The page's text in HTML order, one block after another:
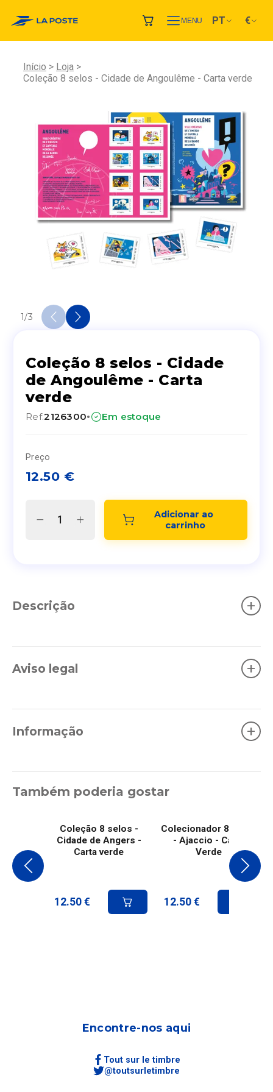
MENU PT €
Início
Loja
Coleção 8 selos - Cidade de Angoulême - Carta verde
1/3
Coleção 8 selos - Cidade
de Angoulême - Carta
verde
Ref.2126300· Em estoque
Preço
12.50 €
Adicionar ao
carrinho
Descrição +
Aviso legal +
Informação +
Também poderia gostar
Coleção 8 selos -
Cidade de Angers -
Carta verde
12.50 €
Colecionador 8 selos
- Ajaccio - Carta
Verde
12.50 €
Encontre-nos aqui
Tout sur le timbre
@toutsurletimbre